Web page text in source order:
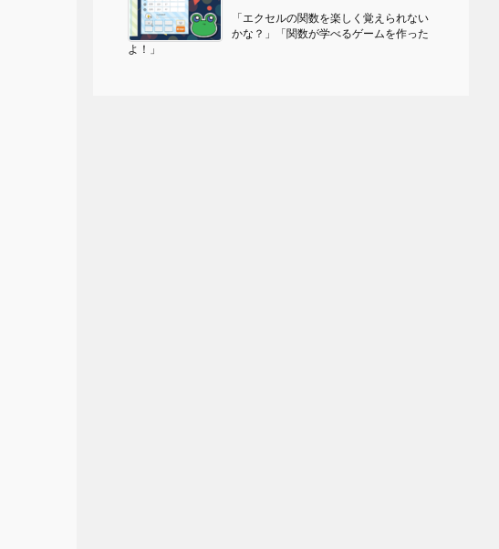
「エクセルの関数を楽しく覚えられない
かな？」「関数が学べるゲームを作った
よ！」